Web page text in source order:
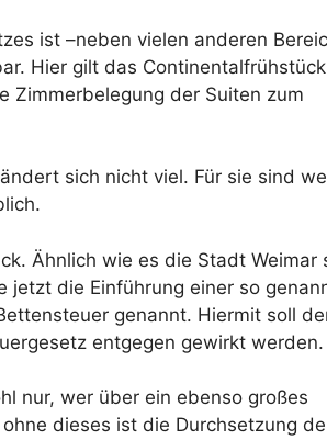
ist –neben vielen anderen
Hier gilt das
Zimmerbelegung der Suiten zum
sich nicht viel. Für sie sind
Ähnlich wie es die Stadt Weimar
die Einführung einer so
genannt. Hiermit soll
entgegen gewirkt werden.
nur, wer über ein ebenso großes
dieses ist die Durchsetzung